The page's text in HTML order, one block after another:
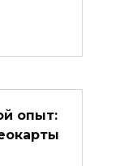
опыт: